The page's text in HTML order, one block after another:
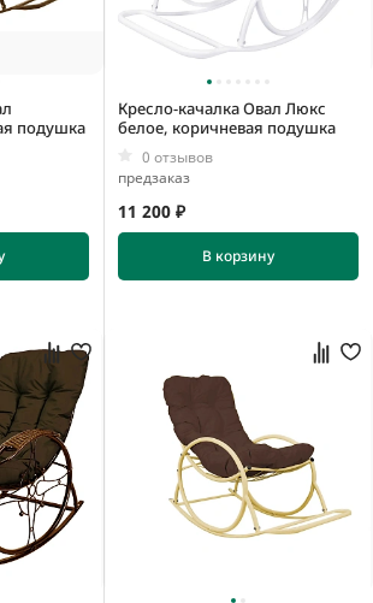
подушка
Кресло-качалка Овал Люкс
белое, коричневая подушка
0 отзывов
предзаказ
11 200 ₽
В корзину